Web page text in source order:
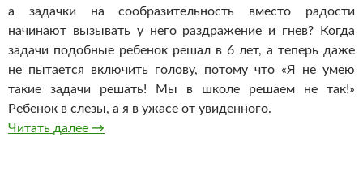
а задачки на сообразительность вместо радости
начинают вызывать у него раздражение и гнев? Когда
задачи подобные ребенок решал в 6 лет, а теперь даже
не пытается включить голову, потому что «Я не умею
такие задачи решать! Мы в школе решаем не так!»
Ребенок в слезы, а я в ужасе от увиденного.
Читать далее Учиться не в школе
→